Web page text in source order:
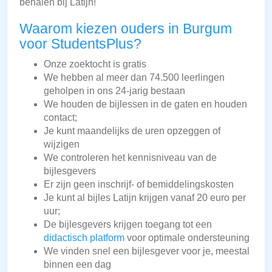
behalen bij Latijn!
Waarom kiezen ouders in Burgum
voor StudentsPlus?
Onze zoektocht is gratis
We hebben al meer dan 74.500 leerlingen
geholpen in ons 24-jarig bestaan
We houden de bijlessen in de gaten en houden
contact;
Je kunt maandelijks de uren opzeggen of
wijzigen
We controleren het kennisniveau van de
bijlesgevers
Er zijn geen inschrijf- of bemiddelingskosten
Je kunt al bijles Latijn krijgen vanaf 20 euro per
uur;
De bijlesgevers krijgen toegang tot een
didactisch platform voor optimale ondersteuning
We vinden snel een bijlesgever voor je, meestal
binnen een dag